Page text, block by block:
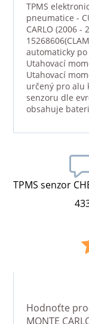
TPMS
pneumatice -
CARLO (2006
automaticky
Utahovací
Utahovací
určený pro alu
senzoru dle
obsahuje
TPMS senzor
Hodnoťte
MONTE